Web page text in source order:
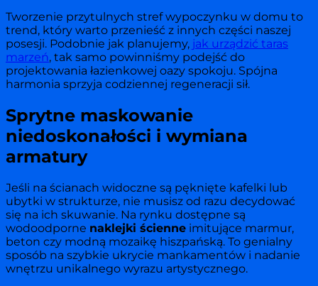
Tworzenie przytulnych stref wypoczynku w domu to
trend, który warto przenieść z innych części naszej
posesji. Podobnie jak planujemy, jak urządzić taras
marzeń, tak samo powinniśmy podejść do
projektowania łazienkowej oazy spokoju. Spójna
harmonia sprzyja codziennej regeneracji sił.
Sprytne maskowanie
niedoskonałości i wymiana
armatury
Jeśli na ścianach widoczne są pęknięte kafelki lub
ubytki w strukturze, nie musisz od razu decydować
się na ich skuwanie. Na rynku dostępne są
wodoodporne naklejki ścienne imitujące marmur,
beton czy modną mozaikę hiszpańską. To genialny
sposób na szybkie ukrycie mankamentów i nadanie
wnętrzu unikalnego wyrazu artystycznego.